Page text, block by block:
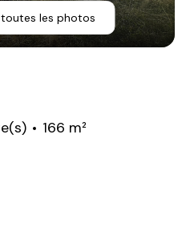
les photos
166 m²